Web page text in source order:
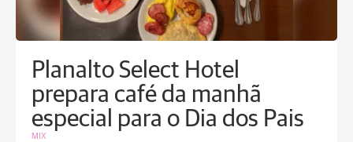
Planalto Select Hotel
prepara café da manhã
especial para o Dia dos Pais
MIX